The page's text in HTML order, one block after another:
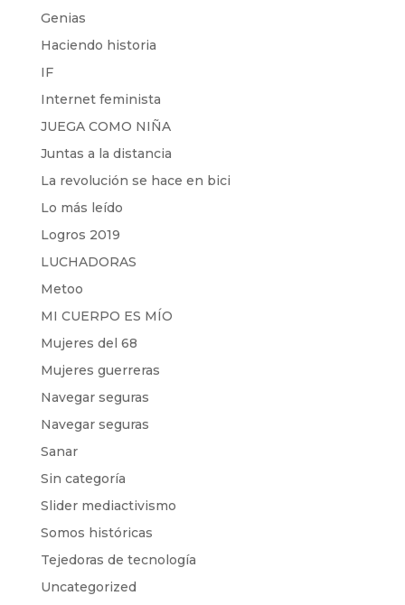
Genias
Haciendo historia
IF
Internet feminista
JUEGA COMO NIÑA
Juntas a la distancia
La revolución se hace en bici
Lo más leído
Logros 2019
LUCHADORAS
Metoo
MI CUERPO ES MÍO
Mujeres del 68
Mujeres guerreras
Navegar seguras
Navegar seguras
Sanar
Sin categoría
Slider mediactivismo
Somos históricas
Tejedoras de tecnología
Uncategorized